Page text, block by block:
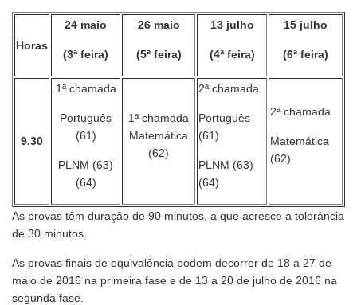
Horas
24 maio
(3ª feira)
26 maio
(5ª feira)
13 julho
(4ª feira)
15 julho
(6ª feira)
9.30
1ª chamada
Português
(61)
PLNM (63)
(64)
1ª chamada
Matemática
(62)
2ª chamada
Português
(61)
PLNM (63)
(64)
2ª chamada
Matemática
(62)
As provas têm duração de 90 minutos, a que acresce a tolerância
de 30 minutos.
As provas finais de equivalência podem decorrer de 18 a 27 de
maio de 2016 na primeira fase e de 13 a 20 de julho de 2016 na
segunda fase.